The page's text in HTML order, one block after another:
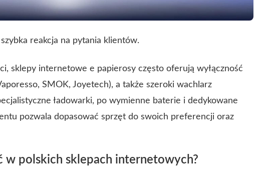
reakcja na pytania klientów.
sklepy internetowe e papierosy często oferują wyłączność
SMOK, Joyetech), a także szeroki wachlarz
ładowarki, po wymienne baterie i dedykowane
pozwala dopasować sprzęt do swoich preferencji oraz
w polskich sklepach internetowych?